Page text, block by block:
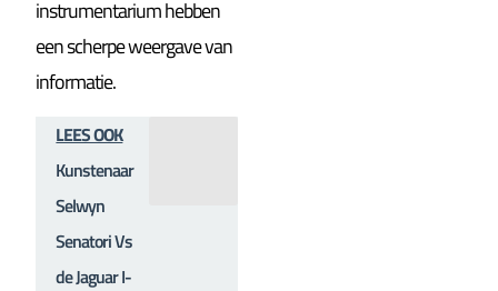
instrumentarium hebben
een scherpe weergave van
informatie.
LEES OOK
Kunstenaar
Selwyn
Senatori Vs
de Jaguar I-